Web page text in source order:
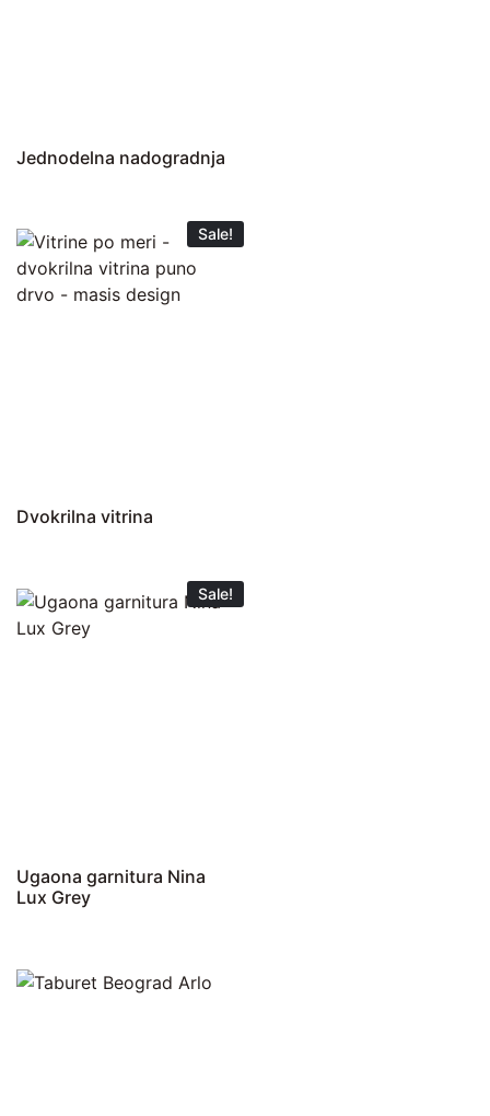
Jednodelna nadogradnja
Sale!
Dvokrilna vitrina
Sale!
Ugaona garnitura Nina
Lux Grey